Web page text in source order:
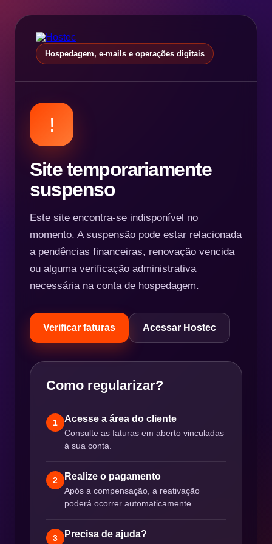
Hospedagem, e-mails e operações digitais
!
Site temporariamente
suspenso
Este site encontra-se indisponível no
momento. A suspensão pode estar relacionada
a pendências financeiras, renovação vencida
ou alguma verificação administrativa
necessária na conta de hospedagem.
Verificar faturas Acessar Hostec
Como regularizar?
1 Acesse a área do cliente
Consulte as faturas em aberto vinculadas
à sua conta.
2 Realize o pagamento
Após a compensação, a reativação
poderá ocorrer automaticamente.
3 Precisa de ajuda?